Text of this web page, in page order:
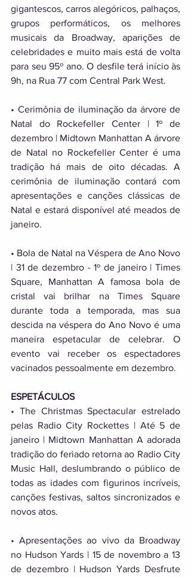
gigantescos, carros alegóricos, palhaços,
grupos performáticos, os melhores
musicais da Broadway, aparições de
celebridades e muito mais está de volta
para seu 95º ano. O desfile terá início às
9h, na Rua 77 com Central Park West.
• Cerimônia de iluminação da árvore de
Natal do Rockefeller Center | 1º de
dezembro | Midtown Manhattan A árvore
de Natal no Rockefeller Center é uma
tradição há mais de oito décadas. A
cerimônia de iluminação contará com
apresentações e canções clássicas de
Natal e estará disponível até meados de
janeiro.
• Bola de Natal na Véspera de Ano Novo
| 31 de dezembro - 1º de janeiro | Times
Square, Manhattan A famosa bola de
cristal vai brilhar na Times Square
durante toda a temporada, mas sua
descida na véspera do Ano Novo é uma
maneira espetacular de celebrar. O
evento vai receber os espectadores
vacinados pessoalmente em dezembro.
ESPETÁCULOS
• The Christmas Spectacular estrelado
pelas Radio City Rockettes | Até 5 de
janeiro | Midtown Manhattan A adorada
tradição do feriado retorna ao Radio City
Music Hall, deslumbrando o público de
todas as idades com figurinos incríveis,
canções festivas, saltos sincronizados e
novos atos.
• Apresentações ao vivo da Broadway
no Hudson Yards | 15 de novembro a 13
de dezembro | Hudson Yards Desfrute